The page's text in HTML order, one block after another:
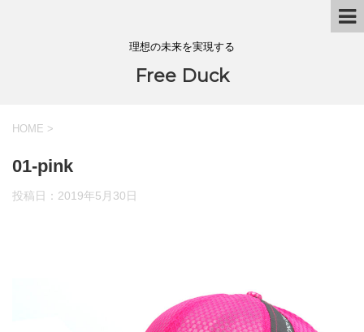
理想の未来を実現する
Free Duck
HOME >
01-pink
投稿日： 2019年5月30日